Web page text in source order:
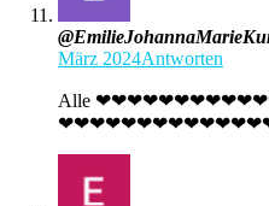
März 2024Antworten
Alle